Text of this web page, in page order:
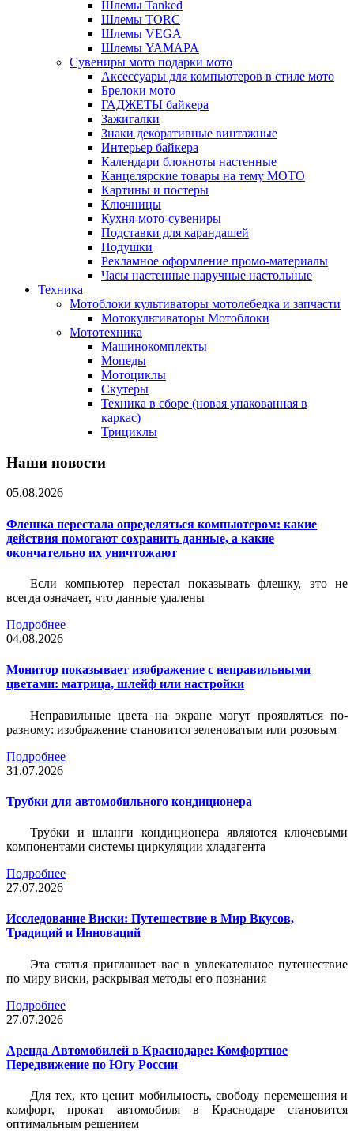
Шлемы Tanked
Шлемы TORC
Шлемы VEGA
Шлемы YAMAPA
Сувениры мото подарки мото
Аксессуары для компьютеров в стиле мото
Брелоки мото
ГАДЖЕТЫ байкера
Зажигалки
Знаки декоративные винтажные
Интерьер байкера
Календари блокноты настенные
Канцелярские товары на тему МОТО
Картины и постеры
Ключницы
Кухня-мото-сувениры
Подставки для карандашей
Подушки
Рекламное оформление промо-материалы
Часы настенные наручные настольные
Техника
Мотоблоки культиваторы мотолебедка и запчасти
Мотокультиваторы Мотоблоки
Мототехника
Машинокомплекты
Мопеды
Мотоциклы
Скутеры
Техника в сборе (новая упакованная в
каркас)
Трициклы
Наши новости
05.08.2026
Флешка перестала определяться компьютером: какие
действия помогают сохранить данные, а какие
окончательно их уничтожают
Если компьютер перестал показывать флешку, это не
всегда означает, что данные удалены
Подробнее
04.08.2026
Монитор показывает изображение с неправильными
цветами: матрица, шлейф или настройки
Неправильные цвета на экране могут проявляться по-
разному: изображение становится зеленоватым или розовым
Подробнее
31.07.2026
Трубки для автомобильного кондиционера
Трубки и шланги кондиционера являются ключевыми
компонентами системы циркуляции хладагента
Подробнее
27.07.2026
Исследование Виски: Путешествие в Мир Вкусов,
Традиций и Инноваций
Эта статья приглашает вас в увлекательное путешествие
по миру виски, раскрывая методы его познания
Подробнее
27.07.2026
Аренда Автомобилей в Краснодаре: Комфортное
Передвижение по Югу России
Для тех, кто ценит мобильность, свободу перемещения и
комфорт, прокат автомобиля в Краснодаре становится
оптимальным решением